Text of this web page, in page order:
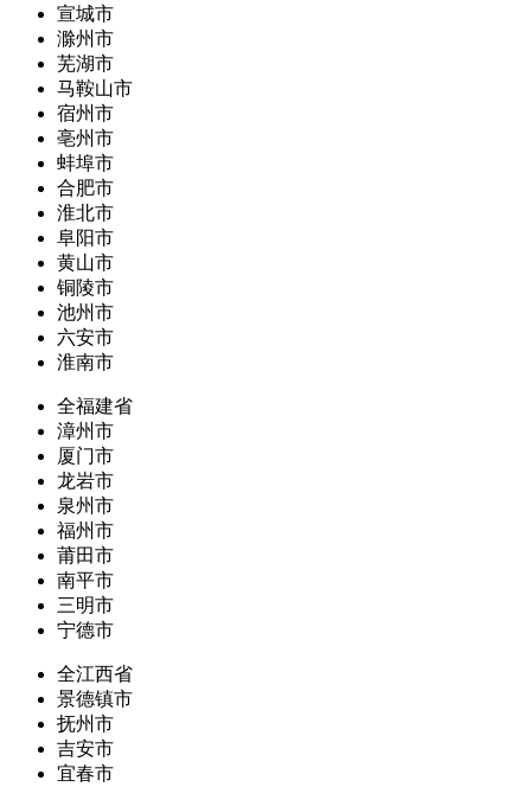
宣城市
滁州市
芜湖市
马鞍山市
宿州市
亳州市
蚌埠市
合肥市
淮北市
阜阳市
黄山市
铜陵市
池州市
六安市
淮南市
全福建省
漳州市
厦门市
龙岩市
泉州市
福州市
莆田市
南平市
三明市
宁德市
全江西省
景德镇市
抚州市
吉安市
宜春市